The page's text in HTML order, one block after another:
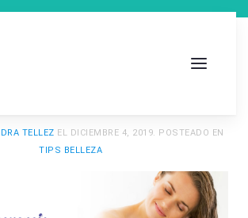
TELLEZ EL DICIEMBRE 4, 2019. POSTEADO EN
TIPS BELLEZA